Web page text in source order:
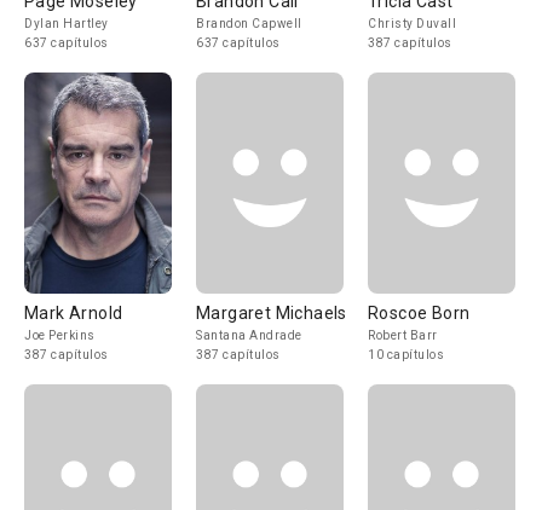
Dylan Hartley
637 capítulos
Brandon Capwell
637 capítulos
Christy Duvall
387 capítulos
Mark Arnold
Joe Perkins
387 capítulos
Margaret Michaels
Santana Andrade
387 capítulos
Roscoe Born
Robert Barr
10 capítulos